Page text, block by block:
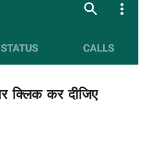
क्लिक कर दीजिए